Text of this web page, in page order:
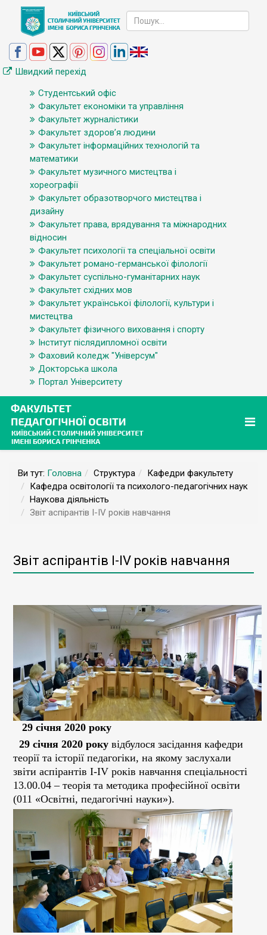
Швидкий перехід
Студентський офіс
Факультет економіки та управління
Факультет журналістики
Факультет здоров’я людини
Факультет інформаційних технологій та
математики
Факультет музичного мистецтва і
хореографії
Факультет образотворчого мистецтва і
дизайну
Факультет права, врядування та міжнародних
відносин
Факультет психології та спеціальної освіти
Факультет романо-германської філології
Факультет суспільно-гуманітарних наук
Факультет східних мов
Факультет української філології, культури і
мистецтва
Факультет фізичного виховання і спорту
Інститут післядипломної освіти
Фаховий коледж "Універсум"
Докторська школа
Портал Університету
Ви тут: Головна Структура
Кафедри факультету
Кафедра освітології та психолого-педагогічних наук
Наукова діяльність
Звіт аспірантів І-IV років навчання
Звіт аспірантів І-IV років навчання
29 січня 2020 року
29 січня 2020 року відбулося засідання кафедри
теорії та історії педагогіки, на якому заслухали
звіти аспірантів І-IV років навчання спеціальності
13.00.04 – теорія та методика професійної освіти
(011 «Освітні, педагогічні науки»).